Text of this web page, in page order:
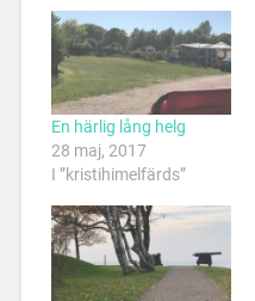
En härlig lång helg
28 maj, 2017
I ”kristihimelfärds”